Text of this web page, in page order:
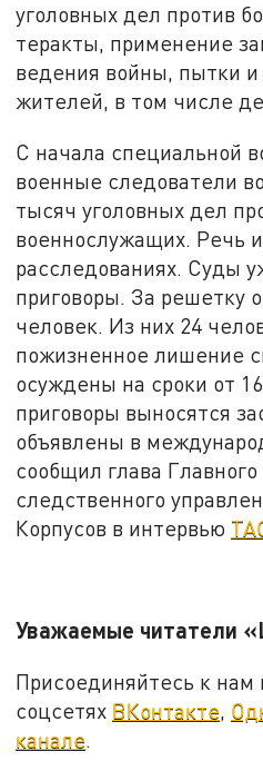
уголовных дел против
теракты, применение
ведения войны, пытки
жителей, в том числе
С начала специальной
военные следователи
тысяч уголовных дел
военнослужащих. Речь
расследованиях. Суды
приговоры. За решетку
человек. Из них 24
пожизненное лишение
осуждены на сроки от
приговоры выносятся
объявлены в
сообщил глава Главного
следственного
Корпусов в интервью
Уважаемые
Присоединяйтесь к нам
соцсетях ВКонтакте,
канале.